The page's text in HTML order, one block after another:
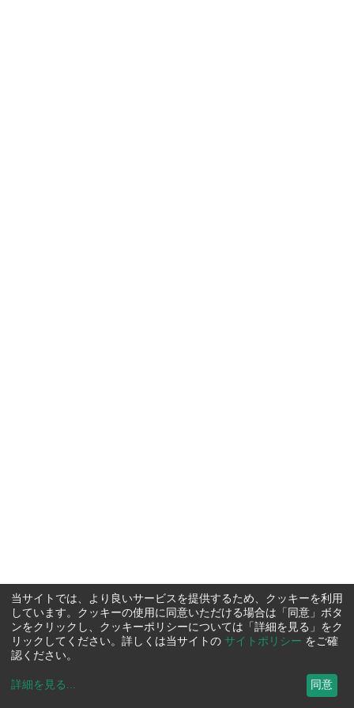
当サイトでは、より良いサービスを提供するため、クッキーを利用
しています。クッキーの使用に同意いただける場合は「同意」ボタ
ンをクリックし、クッキーポリシーについては「詳細を見る」をク
リックしてください。詳しくは当サイトの サイトポリシー をご確
認ください。
詳細を見る ... 同意